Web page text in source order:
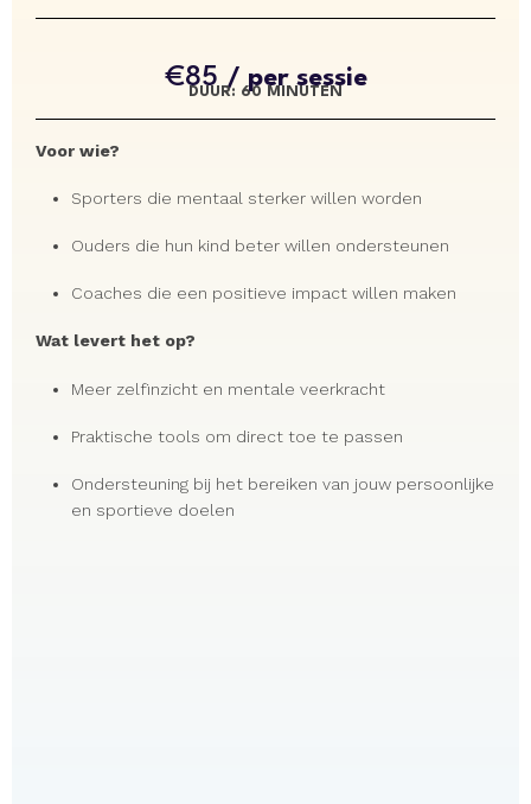
€85 / per sessie
DUUR: 60 MINUTEN
Voor wie?
Sporters die mentaal sterker willen worden
Ouders die hun kind beter willen ondersteunen
Coaches die een positieve impact willen maken
Wat levert het op?
Meer zelfinzicht en mentale veerkracht
Praktische tools om direct toe te passen
Ondersteuning bij het bereiken van jouw persoonlijke
en sportieve doelen